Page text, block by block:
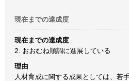
現在までの達成度
現在までの達成度
2: おおむね順調に進展している
理由
人材育成に関する成果としては、若